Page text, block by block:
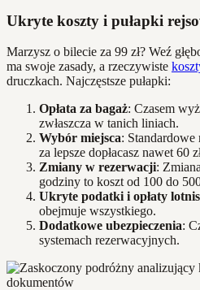
Ukryte koszty i pułapki
Marzysz o bilecie za 99 zł? Weź
ma swoje zasady, a rzeczywiste
druczkach. Najczęstsze pułapki:
Opłata za bagaż: Czasem
zwłaszcza w tanich liniach.
Wybór miejsca: Standardowe
za lepsze dopłacasz nawet 60
Zmiany w rezerwacji:
godziny to koszt od 100 do
Ukryte podatki i opłaty
obejmuje wszystkiego.
Dodatkowe ubezpieczenia:
systemach rezerwacyjnych.